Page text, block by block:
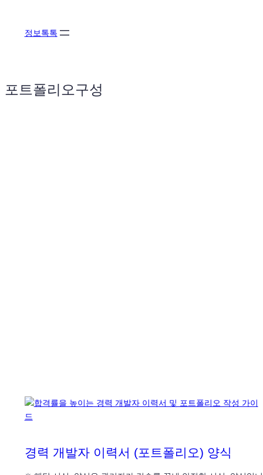
가
정보톡톡
포트폴리오구성
경력 개발자 이력서 (포트폴리오) 양식